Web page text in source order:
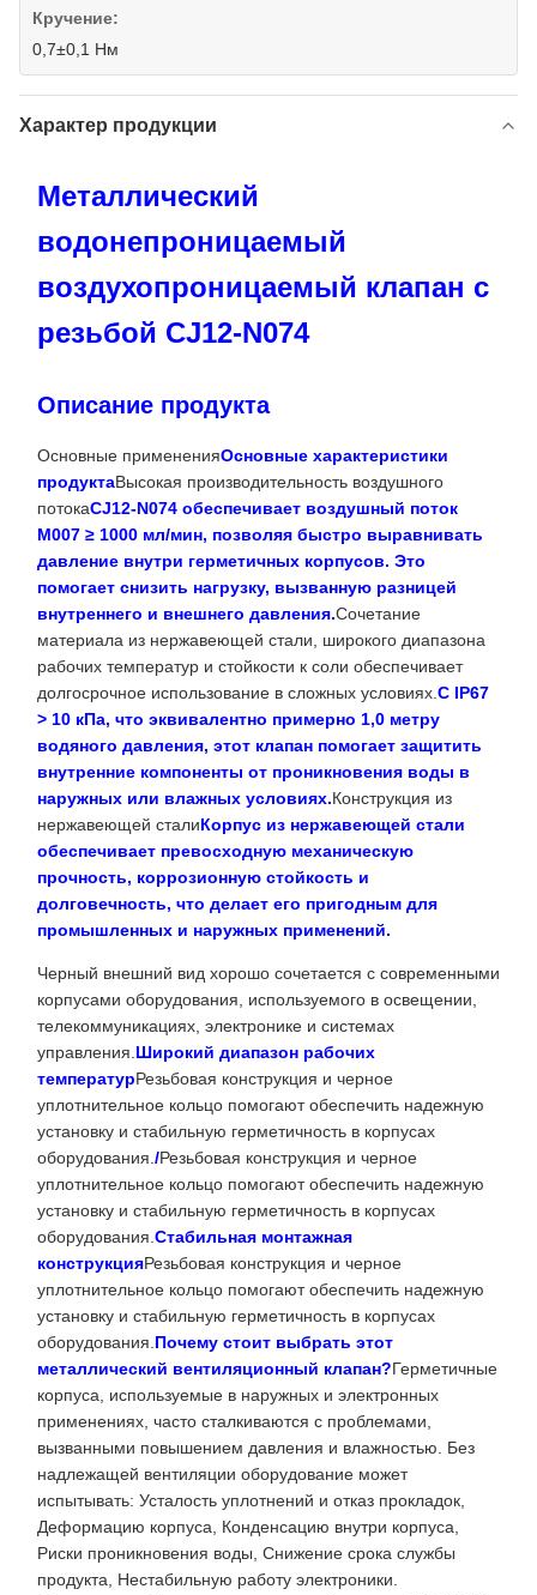
Кручение:
0,7±0,1 Нм
Характер продукции
Металлический
водонепроницаемый
воздухопроницаемый клапан с
резьбой CJ12-N074
Описание продукта
Основные примененияОсновные характеристики
продуктаВысокая производительность воздушного
потокаCJ12-N074 обеспечивает воздушный поток
M007 ≥ 1000 мл/мин, позволяя быстро выравнивать
давление внутри герметичных корпусов. Это
помогает снизить нагрузку, вызванную разницей
внутреннего и внешнего давления.Сочетание
материала из нержавеющей стали, широкого диапазона
рабочих температур и стойкости к соли обеспечивает
долгосрочное использование в сложных условиях. С IP67
> 10 кПа, что эквивалентно примерно 1,0 метру
водяного давления, этот клапан помогает защитить
внутренние компоненты от проникновения воды в
наружных или влажных условиях.Конструкция из
нержавеющей сталиКорпус из нержавеющей стали
обеспечивает превосходную механическую
прочность, коррозионную стойкость и
долговечность, что делает его пригодным для
промышленных и наружных применений.
Черный внешний вид хорошо сочетается с современными
корпусами оборудования, используемого в освещении,
телекоммуникациях, электронике и системах
управления. Широкий диапазон рабочих
температурРезьбовая конструкция и черное
уплотнительное кольцо помогают обеспечить надежную
установку и стабильную герметичность в корпусах
оборудования. /Резьбовая конструкция и черное
уплотнительное кольцо помогают обеспечить надежную
установку и стабильную герметичность в корпусах
оборудования. Стабильная монтажная
конструкцияРезьбовая конструкция и черное
уплотнительное кольцо помогают обеспечить надежную
установку и стабильную герметичность в корпусах
оборудования. Почему стоит выбрать этот
металлический вентиляционный клапан?Герметичные
корпуса, используемые в наружных и электронных
применениях, часто сталкиваются с проблемами,
вызванными повышением давления и влажностью. Без
надлежащей вентиляции оборудование может
испытывать: Усталость уплотнений и отказ прокладок,
Деформацию корпуса, Конденсацию внутри корпуса,
Риски проникновения воды, Снижение срока службы
продукта, Нестабильную работу электроники.